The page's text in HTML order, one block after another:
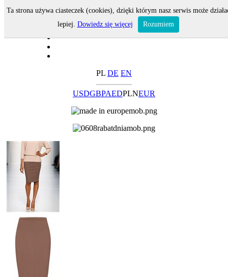
PL DE EN
USDGBPAEDPLNEUR
Ta strona używa ciasteczek (cookies), dzięki którym nasz serwis może
lepiej. Dowiedz się więcej Rozumiem